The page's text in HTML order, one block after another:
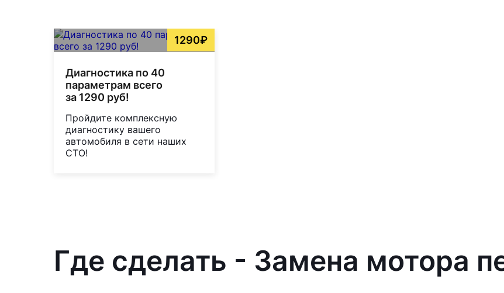
1290₽
Диагностика по 40
параметрам всего
за 1290 руб!
Пройдите комплексную
диагностику вашего
автомобиля в сети наших
СТО!
Где сделать - Замена мотора